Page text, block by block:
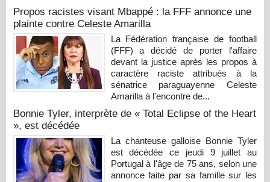
Propos racistes visant Mbappé : la FFF annonce une
plainte contre Celeste Amarilla
La Fédération française de football
(FFF) a décidé de porter l'affaire
devant la justice après les propos à
caractère raciste attribués à la
sénatrice paraguayenne Celeste
Amarilla à l'encontre de...
Bonnie Tyler, interprète de « Total Eclipse of the Heart
», est décédée
La chanteuse galloise Bonnie Tyler
est décédée ce jeudi 9 juillet au
Portugal à l'âge de 75 ans, selon une
annonce faite par sa famille sur les